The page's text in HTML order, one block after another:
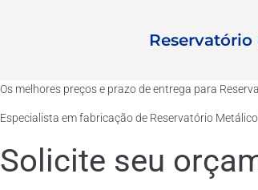
Os melhores preços e prazo de entrega para
Especialista em fabricação de Reservatório
Solicite seu